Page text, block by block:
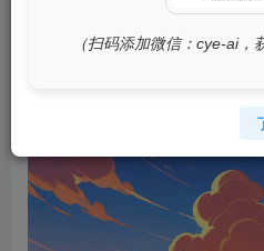
（扫码添加微信：cye-ai，